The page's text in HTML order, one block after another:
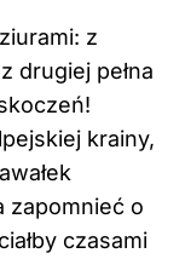
z
drugiej pełna
krainy,
zapomnieć o
czasami